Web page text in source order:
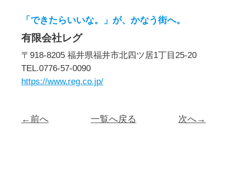
「できたらいいな。」が、かなう街へ。
有限会社レグ
〒918-8205 福井県福井市北四ツ居1丁目25-20
TEL.0776-57-0090
https://www.reg.co.jp/
←前へ 一覧へ戻る 次へ→